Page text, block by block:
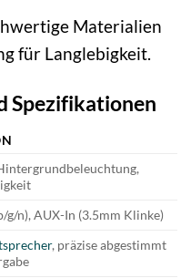
Materialien
für Langlebigkeit.
Spezifikationen
g/n), AUX-In (3.5mm Klinke)
, präzise abgestimmt